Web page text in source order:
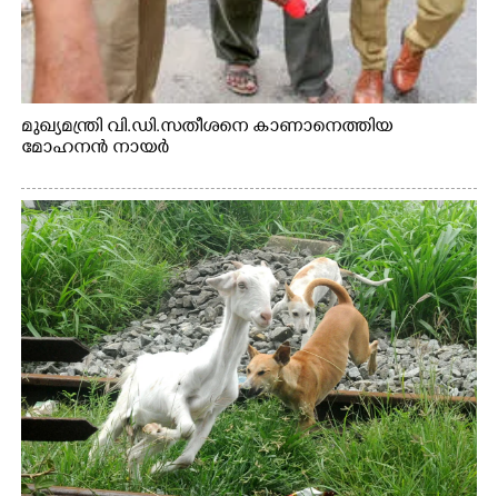
മുഖ്യമന്ത്രി വി.ഡി.സതീശനെ കാണാനെത്തിയ
മോഹനൻ നായർ